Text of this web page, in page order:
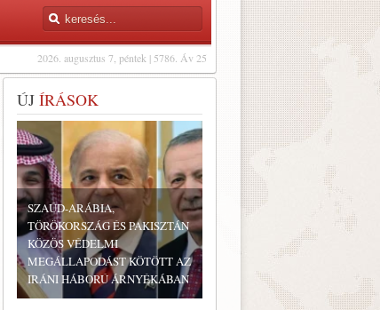
2026. augusztus 7, péntek | 5786. Áv 25
ÚJ ÍRÁSOK
SZAÚD-ARÁBIA,
TÖRÖKORSZÁG ÉS PAKISZTÁN
KÖZÖS VÉDELMI
MEGÁLLAPODÁST KÖTÖTT AZ
IRÁNI HÁBORÚ ÁRNYÉKÁBAN